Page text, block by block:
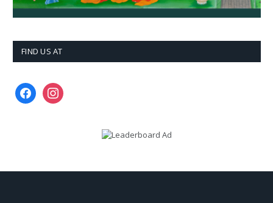
FIND US AT
facebookinstagram